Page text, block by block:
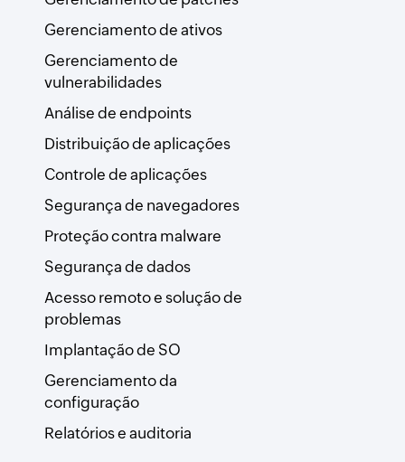
Gerenciamento de ativos
Gerenciamento de
vulnerabilidades
Análise de endpoints
Distribuição de aplicações
Controle de aplicações
Segurança de navegadores
Proteção contra malware
Segurança de dados
Acesso remoto e solução de
problemas
Implantação de SO
Gerenciamento da
configuração
Relatórios e auditoria